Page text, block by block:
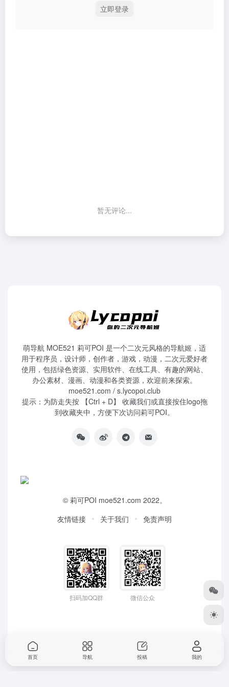
立即登录
暂无评论...
萌导航 MOE521 莉可POI 是一个二次元风格的导航姬，适
用于程序员，设计师，创作者，游戏，动漫，二次元爱好者
使用，包括绿色资源、实用软件、在线工具、有趣的网站、
办公素材、漫画、动漫和各类资源，欢迎前来探索。
moe521.com / s.lycopoi.club
提示：为防走失按 【Ctrl + D】 收藏我们或直接按住logo拖
到收藏夹中，方便下次访问莉可POI。
© 莉可POI moe521.com 2022。
友情链接
关于我们 免责声明
扫码加QQ群 微信公众
首页 导航 投稿 我的